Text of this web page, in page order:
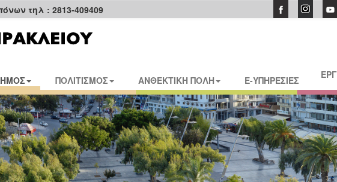
τηλ : 2813-409409
ΠΟΛΙΤΙΣΜΟΣ ΑΝΘΕΚΤΙΚΗ ΠΟΛΗ E-ΥΠΗΡΕΣΙΕΣ